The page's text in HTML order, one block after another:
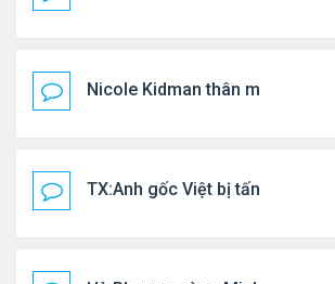
Nicole Kidman thân mật bên bf
TX:Anh gốc Việt bị tấn công dã